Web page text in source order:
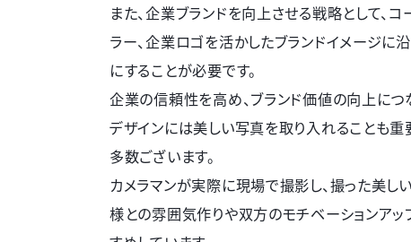
また、企業ブランドを向上させる戦略として、
ラー、企業ロゴを活かしたブランドイメージに
にすることが必要です。
企業の信頼性を高め、ブランド価値の向上につ
デザインには美しい写真を取り入れることも重
多数ございます。
カメラマンが実際に現場で撮影し、撮った美し
様との雰囲気作りや双方のモチベーションア